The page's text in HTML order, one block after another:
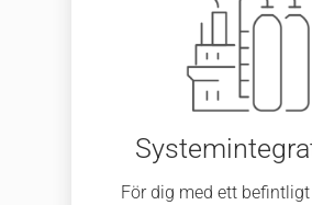
För dig med ett